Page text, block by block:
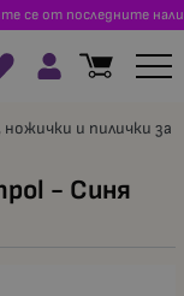
се от последните
и пилички за
- Синя